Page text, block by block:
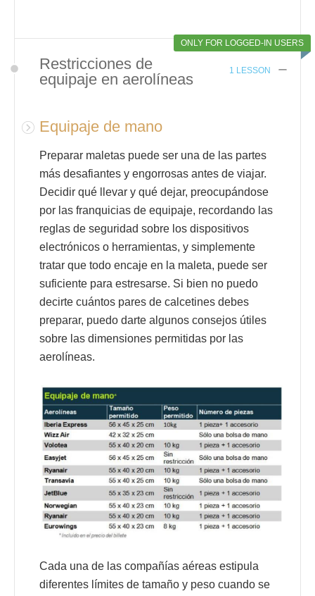
ONLY FOR LOGGED-IN USERS
Restricciones de
equipaje en aerolíneas
1 LESSON
Equipaje de mano
Preparar maletas puede ser una de las partes
más desafiantes y engorrosas antes de viajar.
Decidir qué llevar y qué dejar, preocupándose
por las franquicias de equipaje, recordando las
reglas de seguridad sobre los dispositivos
electrónicos o herramientas, y simplemente
tratar que todo encaje en la maleta, puede ser
suficiente para estresarse. Si bien no puedo
decirte cuántos pares de calcetines debes
preparar, puedo darte algunos consejos útiles
sobre las dimensiones permitidas por las
aerolíneas.
Cada una de las compañías aéreas estipula
diferentes límites de tamaño y peso cuando se